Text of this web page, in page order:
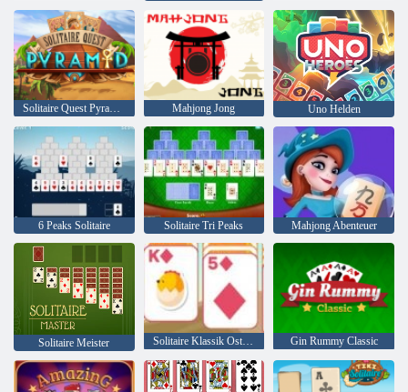
Solitaire Quest Pyramide Mahjong Jong Uno Helden
6 Peaks Solitaire Solitaire Tri Peaks Mahjong Abenteuer
Solitaire Meister Solitaire Klassik Ostern Gin Rummy Classic